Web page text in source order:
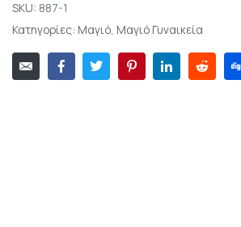
SKU: 887-1
Κατηγορίες: Μαγιό, Μαγιό Γυναικεία